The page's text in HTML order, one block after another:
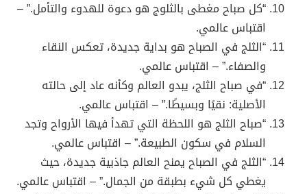
“كل صباح مغطى بالثلوج هو دعوة للهدوء والتأمل.” –
اقتباس عالمي.
“الثلج في الصباح هو بداية جديدة، تعكس النقاء
والصفاء.” – اقتباس عالمي.
“في صباح الثلج، يبدو العالم وكأنه عاد إلى حالته
الأصلية: نقيًا وبسيطًا.” – اقتباس عالمي.
“صباح الثلج هو اللحظة التي تهدأ فيها الأرواح وتجد
السلام في سكون الطبيعة.” – اقتباس عالمي.
“الثلج في الصباح يمنح العالم جاذبية جديدة، حيث
يغطي كل شيء بطبقة من الجمال.” – اقتباس عالمي.